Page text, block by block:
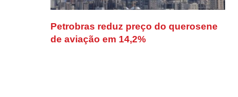
Petrobras reduz preço do querosene
de aviação em 14,2%